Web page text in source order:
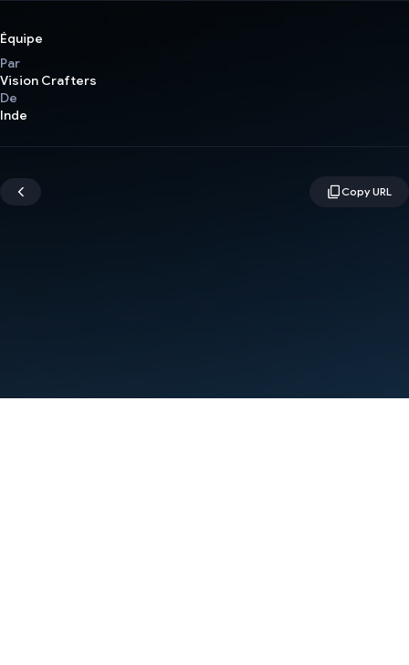
Équipe
Par
Vision Crafters
De
Inde